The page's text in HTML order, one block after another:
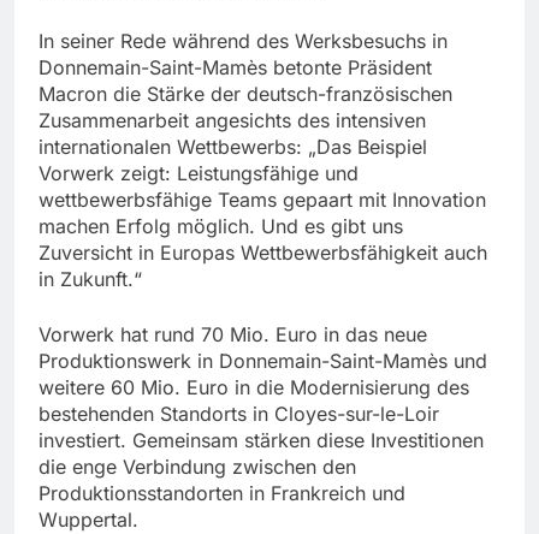
In seiner Rede während des Werksbesuchs in
Donnemain-Saint-Mamès betonte Präsident
Macron die Stärke der deutsch-französischen
Zusammenarbeit angesichts des intensiven
internationalen Wettbewerbs: „Das Beispiel
Vorwerk zeigt: Leistungsfähige und
wettbewerbsfähige Teams gepaart mit Innovation
machen Erfolg möglich. Und es gibt uns
Zuversicht in Europas Wettbewerbsfähigkeit auch
in Zukunft.“
Vorwerk hat rund 70 Mio. Euro in das neue
Produktionswerk in Donnemain-Saint-Mamès und
weitere 60 Mio. Euro in die Modernisierung des
bestehenden Standorts in Cloyes-sur-le-Loir
investiert. Gemeinsam stärken diese Investitionen
die enge Verbindung zwischen den
Produktionsstandorten in Frankreich und
Wuppertal.